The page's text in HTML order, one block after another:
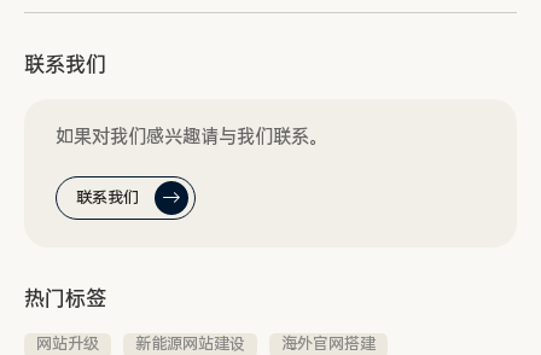
联系我们
如果对我们感兴趣请与我们联系。
联系我们
热门标签
网站升级 新能源网站建设
海外官网搭建